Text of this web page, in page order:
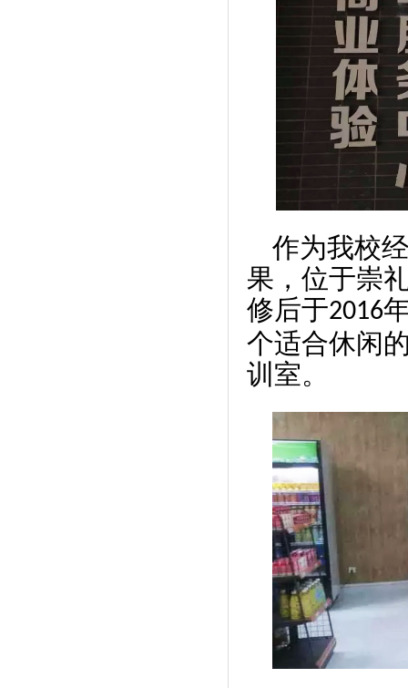
作为我校
果， 位于崇
修后于2016
个适合休闲
训室。